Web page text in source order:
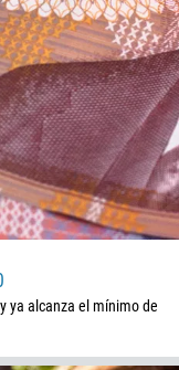
ya alcanza el mínimo de